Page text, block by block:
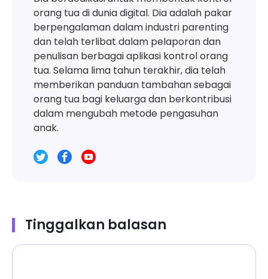
orang tua di dunia digital. Dia adalah pakar
berpengalaman dalam industri parenting
dan telah terlibat dalam pelaporan dan
penulisan berbagai aplikasi kontrol orang
tua. Selama lima tahun terakhir, dia telah
memberikan panduan tambahan sebagai
orang tua bagi keluarga dan berkontribusi
dalam mengubah metode pengasuhan
anak.
Tinggalkan balasan